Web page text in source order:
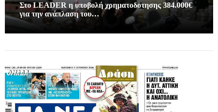
Στο LEADER η υποβολή χρηματοδοτησης 384.000€
για την ανάπλαση του…